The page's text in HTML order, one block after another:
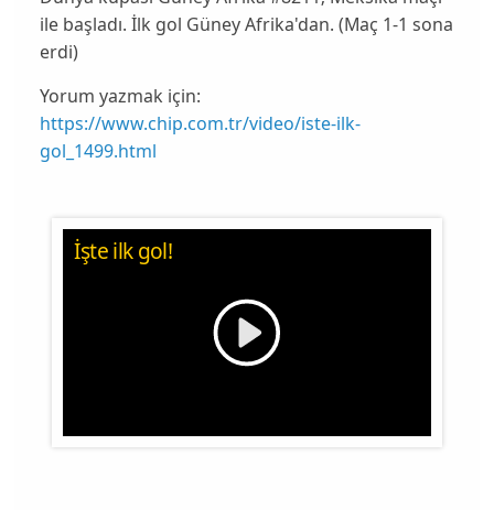
ile başladı. İlk gol Güney Afrika'dan. (Maç 1-1 sona
erdi)
Yorum yazmak için:
https://www.chip.com.tr/video/iste-ilk-
gol_1499.html
İşte ilk gol!